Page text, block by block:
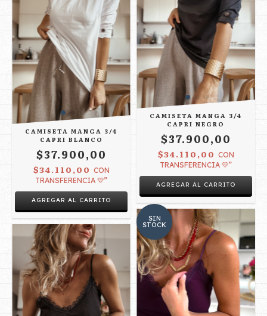
CAMISETA MANGA 3/4
CAPRI BLANCO
$37.900,00
$34.110,00 CON
TRANSFERENCIA 💛”
AGREGAR AL CARRITO
CAMISETA MANGA 3/4
CAPRI NEGRO
$37.900,00
$34.110,00 CON
TRANSFERENCIA 💛”
AGREGAR AL CARRITO
SIN
STOCK